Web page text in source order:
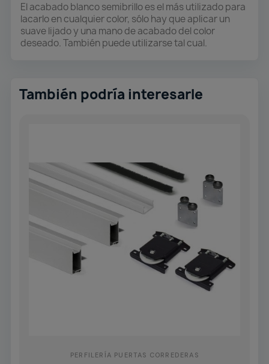
El acabado blanco semibrillo es el más utilizado para
lacarlo en cualquier color, sólo hay que aplicar un
suave lijado y una mano de acabado del color
deseado. También puede utilizarse tal cual.
También podría interesarle
PERFILERÍA PUERTAS CORREDERAS